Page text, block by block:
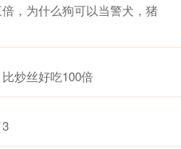
，为什么狗可以当警犬，猪
炒丝好吃100倍